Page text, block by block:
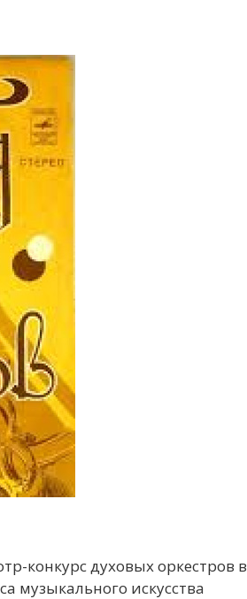
конкурс духовых оркестров в
музыкального искусства